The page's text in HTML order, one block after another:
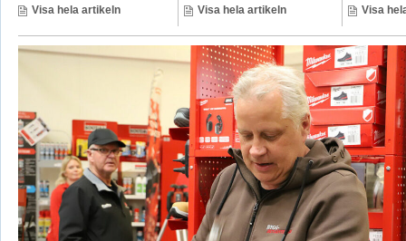
Visa hela artikeln Visa hela artikeln Visa